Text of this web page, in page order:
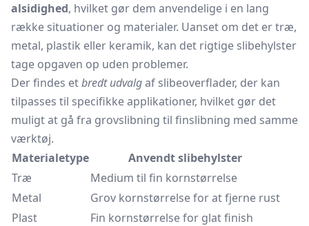
alsidighed, hvilket gør dem anvendelige i en lang
række situationer og materialer. Uanset om det er træ,
metal, plastik eller keramik, kan det rigtige slibehylster
tage opgaven op uden problemer.
Der findes etbredt udvalgaf slibeoverflader, der kan
tilpasses til specifikke applikationer, hvilket gør det
muligt at gå fra grovslibning til finslibning med samme
værktøj.
Materialetype
Anvendt slibehylster
Træ
Medium til fin kornstørrelse
Metal
Grov kornstørrelse for at fjerne rust
Plast
Fin kornstørrelse for glat finish